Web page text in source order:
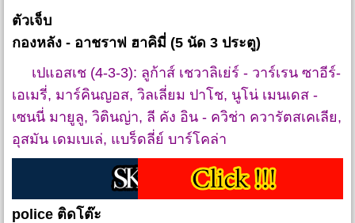
ตัวเจ็บ
กองหลัง - อาชราฟ ฮาคิมี่ (5 นัด 3 ประตู)
เปแอสเช (4-3-3): ลูก้าส์ เชวาลิเย่ร์ - วาร์เรน ซาอีร์-
เอเมรี่, มาร์คินญอส, วิลเลี่ยม ปาโช, นูโน่ เมนเดส -
เซนนี่ มายูลู, วิตินญ่า, ลี คัง อิน - ควิช่า ควารัตสเคเลีย,
อุสมัน เดมเบเล่, แบร็ดลี่ย์ บาร์โคล่า
police ติดโต๊ะ